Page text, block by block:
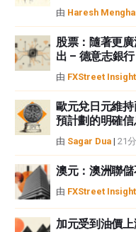
由 Haresh
股票：隨著更
出 – 德意志銀行
由 FXStreet
歐元兌日元維
預計劃的明確信
由 Sagar Dua | 21
澳元：澳洲聯
由 FXStreet
加元受到油價